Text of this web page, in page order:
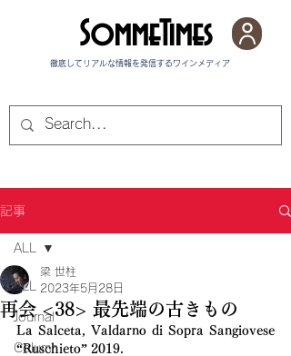
徹底してリアルな情報を発信する​ワインメディア
SommeTimes
記事
ALL
Journal
Column
ALL
再会 <38> 最先端の古きもの
梁 世柱
2023年5月28日
La Salceta, Valdarno di Sopra Sangiovese
“Ruschieto” 2019.